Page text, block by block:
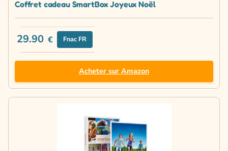
Coffret cadeau SmartBox Joyeux Noël
29.90 € Fnac FR
Acheter sur Amazon